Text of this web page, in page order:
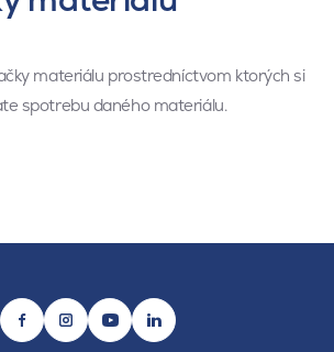
materiálu prostredníctvom ktorých si
spotrebu daného materiálu.